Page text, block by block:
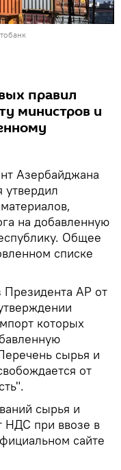
правил
министров и
Азербайджана
утвердил
на добавленную
Общее
списке
Президента АР от
которых
сырья и
от
сырья и
НДС при ввозе в
сайте